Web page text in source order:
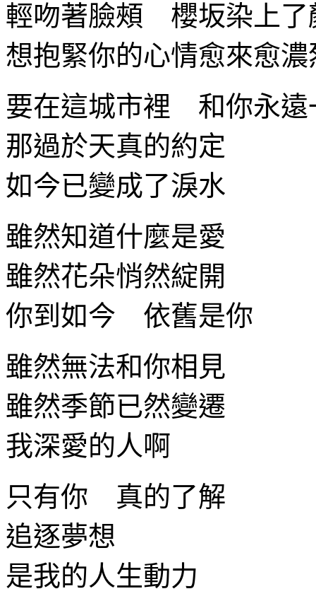
輕吻著臉頰 櫻坂染上了
想抱緊你的心情愈來愈濃
要在這城市裡 和你永遠
那過於天真的約定
如今已變成了淚水
雖然知道什麼是愛
雖然花朵悄然綻開
你到如今 依舊是你
雖然無法和你相見
雖然季節已然變遷
我深愛的人啊
只有你 真的了解
追逐夢想
是我的人生動力